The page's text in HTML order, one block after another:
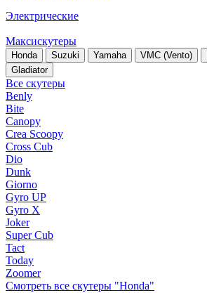
Электрические
Максискутеры
Honda Suzuki Yamaha VMC (Vento)
Gladiator
Все скутеры
Benly
Bite
Canopy
Crea Scoopy
Cross Cub
Dio
Dunk
Giorno
Gyro UP
Gyro X
Joker
Super Cub
Tact
Today
Zoomer
Смотреть все скутеры "Honda"